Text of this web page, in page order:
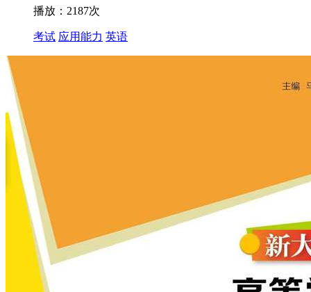
播放：2187次
考试 应用能力 英语